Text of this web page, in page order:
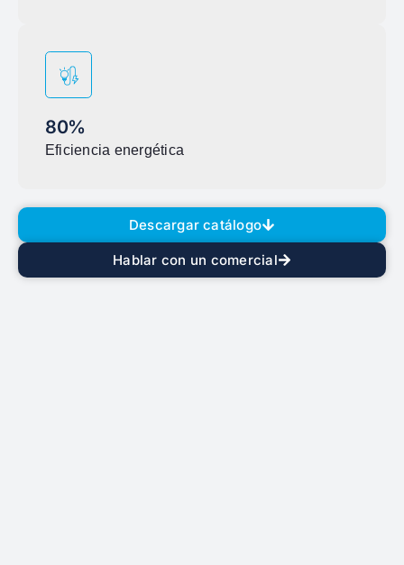
80%
Eficiencia energética
Descargar catálogo
Hablar con un comercial